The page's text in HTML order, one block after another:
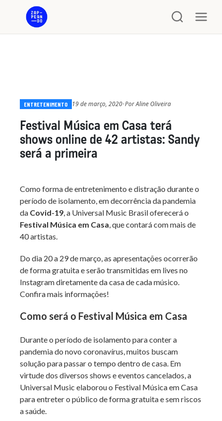
ENTRETENIMENTO 19 de março, 2020•PorAline Oliveira
Festival Música em Casa terá
shows online de 42 artistas: Sandy
será a primeira
Como forma de entretenimento e distração durante o
período de isolamento, em decorrência da pandemia
da Covid-19, a Universal Music Brasil oferecerá o
Festival Música em Casa, que contará com mais de
40 artistas.
Do dia 20 a 29 de março, as apresentações ocorrerão
de forma gratuita e serão transmitidas em lives no
Instagram diretamente da casa de cada músico.
Confira mais informações!
Como será o Festival Música em Casa
Durante o período de isolamento para conter a
pandemia do novo coronavírus, muitos buscam
solução para passar o tempo dentro de casa. Em
virtude dos diversos shows e eventos cancelados, a
Universal Music elaborou o Festival Música em Casa
para entreter o público de forma gratuita e sem riscos
a saúde.